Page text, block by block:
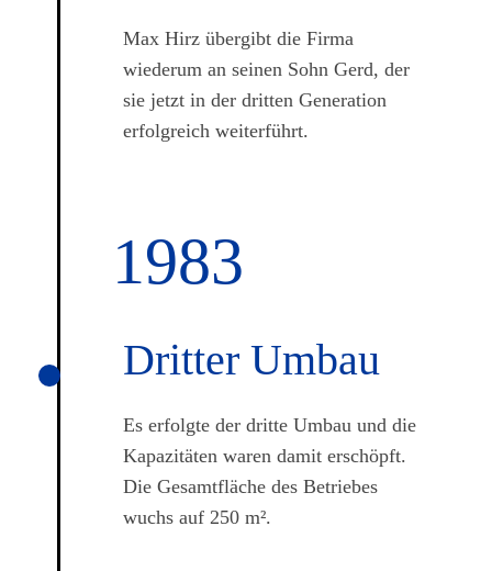
Max Hirz übergibt die Firma
wiederum an seinen Sohn Gerd, der
sie jetzt in der dritten Generation
erfolgreich weiterführt.
1983
Dritter Umbau
Es erfolgte der dritte Umbau und die
Kapazitäten waren damit erschöpft.
Die Gesamtfläche des Betriebes
wuchs auf 250 m².